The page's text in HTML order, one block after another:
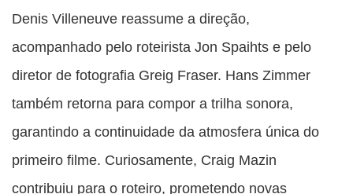
Denis Villeneuve reassume a direção,
acompanhado pelo roteirista Jon Spaihts e pelo
diretor de fotografia Greig Fraser. Hans Zimmer
também retorna para compor a trilha sonora,
garantindo a continuidade da atmosfera única do
primeiro filme. Curiosamente, Craig Mazin
contribuiu para o roteiro, prometendo novas